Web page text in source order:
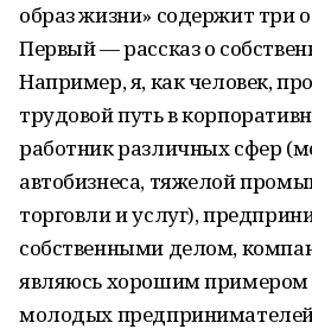
образ жизни» содержит три
Первый — рассказ о
Например, я, как человек,
трудовой путь в
работник различных сфер
автобизнеса, тяжелой
торговли и услуг),
собственными делом,
являюсь хорошим
молодых